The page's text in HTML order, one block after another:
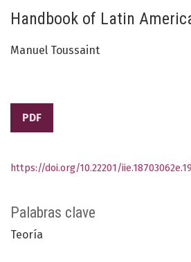
Handbook of Latin
Manuel Toussaint
PDF
Palabras clave
Teoría
https://doi.org/10.22201/